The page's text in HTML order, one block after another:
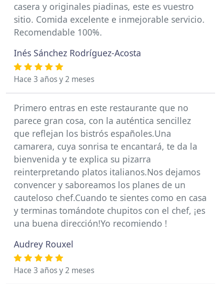
casera y originales piadinas, este es vuestro
sitio. Comida excelente e inmejorable servicio.
Recomendable 100%.
Inés Sánchez Rodríguez-Acosta
Hace 3 años y 2 meses
Primero entras en este restaurante que no
parece gran cosa, con la auténtica sencillez
que reflejan los bistrós españoles.Una
camarera, cuya sonrisa te encantará, te da la
bienvenida y te explica su pizarra
reinterpretando platos italianos.Nos dejamos
convencer y saboreamos los planes de un
cauteloso chef.Cuando te sientes como en casa
y terminas tomándote chupitos con el chef, ¡es
una buena dirección!Yo recomiendo !
Audrey Rouxel
Hace 3 años y 2 meses